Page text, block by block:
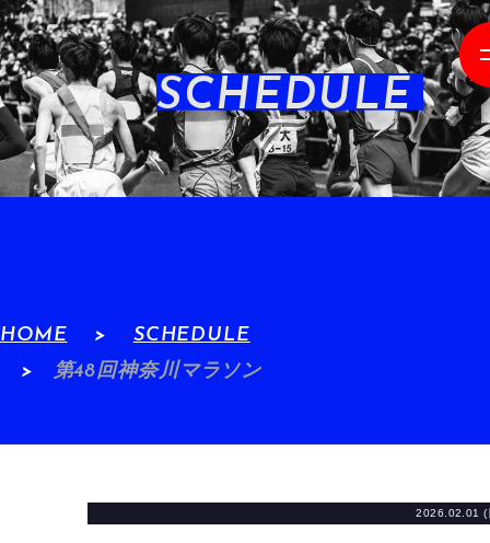
SCHEDULE
HOME
SCHEDULE
第48回神奈川マラソン
2026.02.01 (